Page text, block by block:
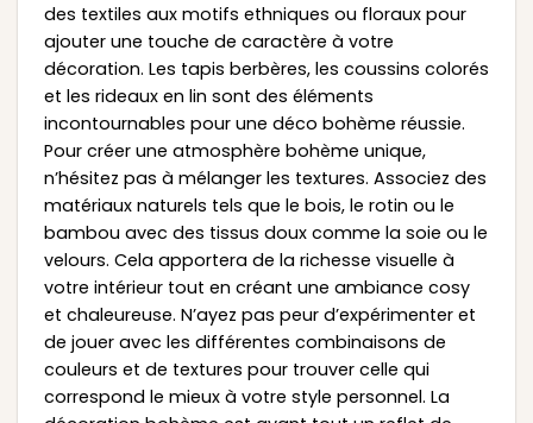
des textiles aux motifs ethniques ou floraux pour
ajouter une touche de caractère à votre
décoration. Les tapis berbères, les coussins colorés
et les rideaux en lin sont des éléments
incontournables pour une déco bohème réussie.
Pour créer une atmosphère bohème unique,
n’hésitez pas à mélanger les textures. Associez des
matériaux naturels tels que le bois, le rotin ou le
bambou avec des tissus doux comme la soie ou le
velours. Cela apportera de la richesse visuelle à
votre intérieur tout en créant une ambiance cosy
et chaleureuse. N’ayez pas peur d’expérimenter et
de jouer avec les différentes combinaisons de
couleurs et de textures pour trouver celle qui
correspond le mieux à votre style personnel. La